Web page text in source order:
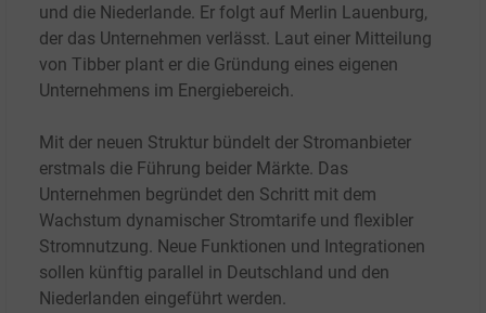
und die Niederlande. Er folgt auf Merlin Lauenburg,
der das Unternehmen verlässt. Laut einer Mitteilung
von Tibber plant er die Gründung eines eigenen
Unternehmens im Energiebereich.
Mit der neuen Struktur bündelt der Stromanbieter
erstmals die Führung beider Märkte. Das
Unternehmen begründet den Schritt mit dem
Wachstum dynamischer Stromtarife und flexibler
Stromnutzung. Neue Funktionen und Integrationen
sollen künftig parallel in Deutschland und den
Niederlanden eingeführt werden.